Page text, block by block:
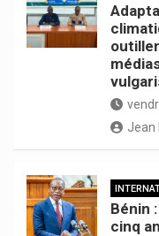
Jean
Bénin
cinq